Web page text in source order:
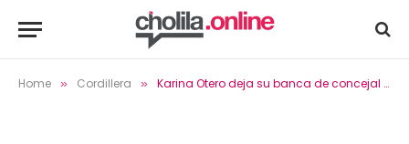
Home » Cordillera » Karina Otero deja su banca de concejal de Esquel para ocupar el cargo de diputada provincial